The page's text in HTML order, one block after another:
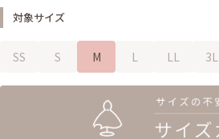
対象サイズ
SS S M L LL 3L